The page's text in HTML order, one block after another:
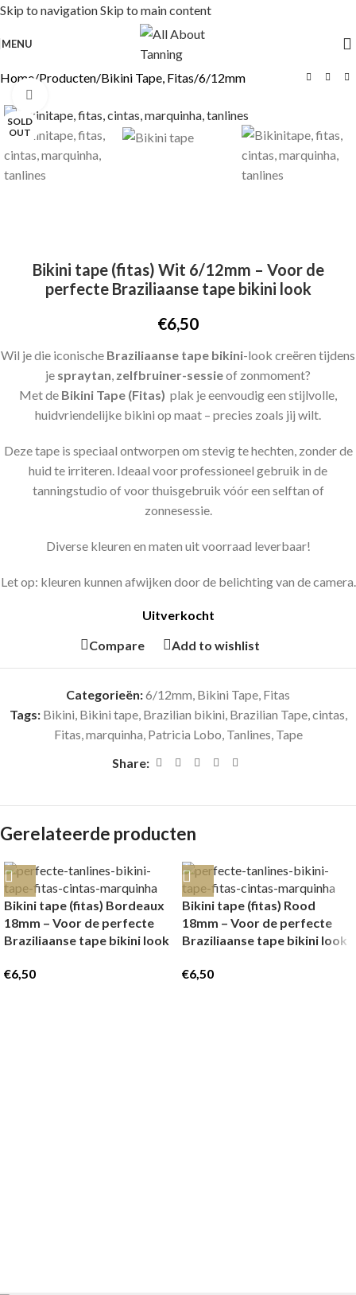
Skip to navigationSkip to main content
MENU
Home/Producten/Bikini Tape, Fitas/6/12mm
SOLD
OUT
Bikini tape (fitas) Wit 6/12mm – Voor de
perfecte Braziliaanse tape bikini look
€6,50
Wil je die iconische Braziliaanse tape bikini-look creëren tijdens
je spraytan, zelfbruiner-sessieof zonmoment?
Met de Bikini Tape (Fitas) plak je eenvoudig een stijlvolle,
huidvriendelijke bikini op maat – precies zoals jij wilt.
Deze tape is speciaal ontworpen om stevig te hechten, zonder de
huid te irriteren. Ideaal voor professioneel gebruik in de
tanningstudio of voor thuisgebruik vóór een selftan of
zonnesessie.
Diverse kleuren en maten uit voorraad leverbaar!
Let op: kleuren kunnen afwijken door de belichting van de camera.
Uitverkocht
Compare
Add to wishlist
Categorieën:6/12mm, Bikini Tape, Fitas
Tags: Bikini, Bikini tape, Brazilian bikini, Brazilian Tape,cintas,
Fitas,marquinha, Patricia Lobo, Tanlines, Tape
Share:
Gerelateerde producten
Bikini tape (fitas) Bordeaux
18mm – Voor de perfecte
Braziliaanse tape bikini look
€6,50
Bikini tape (fitas) Rood
18mm – Voor de perfecte
Braziliaanse tape bikini look
€6,50